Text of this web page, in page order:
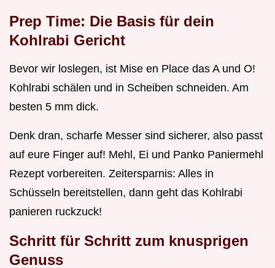
Prep Time: Die Basis für dein
Kohlrabi Gericht
Bevor wir loslegen, ist Mise en Place das A und O!
Kohlrabi schälen und in Scheiben schneiden. Am
besten 5 mm dick.
Denk dran, scharfe Messer sind sicherer, also passt
auf eure Finger auf! Mehl, Ei und Panko Paniermehl
Rezept vorbereiten. Zeitersparnis: Alles in
Schüsseln bereitstellen, dann geht das Kohlrabi
panieren ruckzuck!
Schritt für Schritt zum knusprigen
Genuss